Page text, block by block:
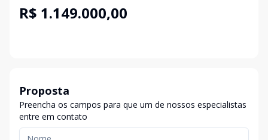
R$ 1.149.000,00
Proposta
Preencha os campos para que um de nossos especialistas
entre em contato